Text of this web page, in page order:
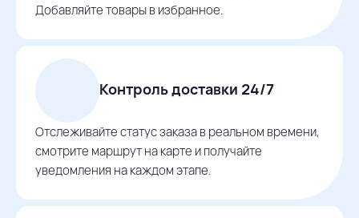
Добавляйте товары в избранное.
Контроль доставки 24/7
Отслеживайте статус заказа в реальном времени,
смотрите маршрут на карте и получайте
уведомления на каждом этапе.